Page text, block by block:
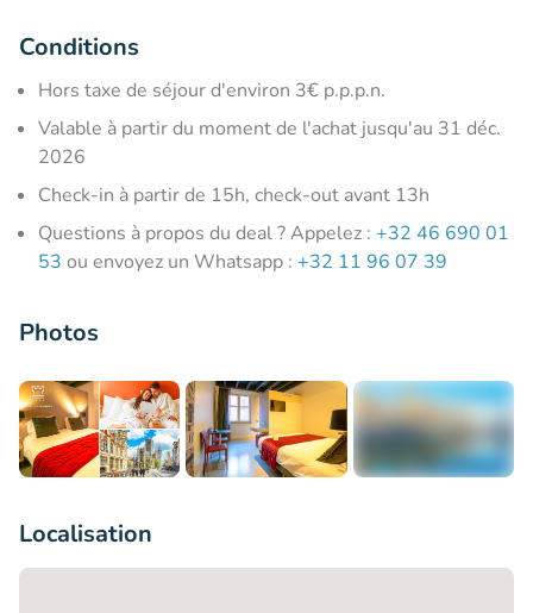
Conditions
Hors taxe de séjour d'environ 3€ p.p.p.n.
Valable à partir du moment de l'achat jusqu'au 31 déc.
2026
Check-in à partir de 15h, check-out avant 13h
Questions à propos du deal ? Appelez : +32 46 690 01
53 ou envoyez un Whatsapp : +32 11 96 07 39
Photos
Localisation